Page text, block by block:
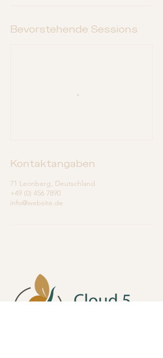
Bevorstehende Sessions
Kontaktangaben
71 Leonberg, Deutschland
+49 (0) 456 7890
info@website.de